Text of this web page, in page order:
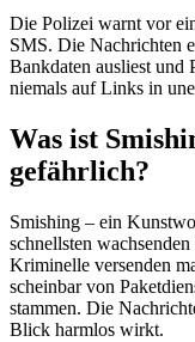
Die Polizei warnt vor
SMS. Die Nachrichten
Bankdaten ausliest
niemals auf Links in
Was ist
gefährlich?
Smishing – ein
schnellsten
Kriminelle versenden
scheinbar von
stammen. Die
Blick harmlos wirkt.